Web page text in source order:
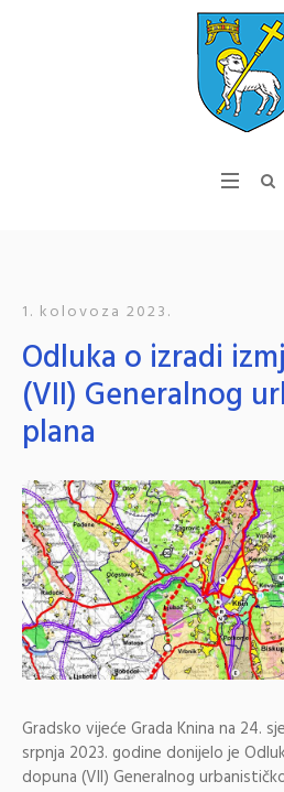
1. kolovoza 2023.
Odluka o izradi
(VII) Generalnog
plana
Gradsko vijeće Grada Knina na 24.
srpnja 2023. godine donijelo je
dopuna (VII) Generalnog